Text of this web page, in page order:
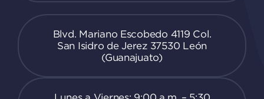
Blvd. Mariano Escobedo 4119 Col.
San Isidro de Jerez 37530 León
(Guanajuato)